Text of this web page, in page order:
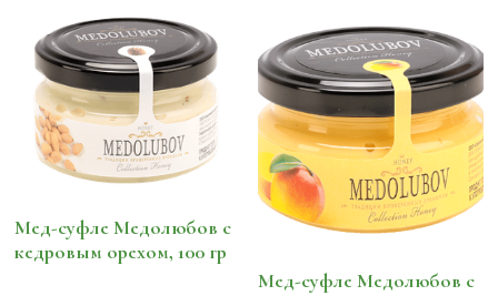
Мед-суфле Медолюбов с
кедровым орехом, 100 гр
Мед-суфле Медолюбов с